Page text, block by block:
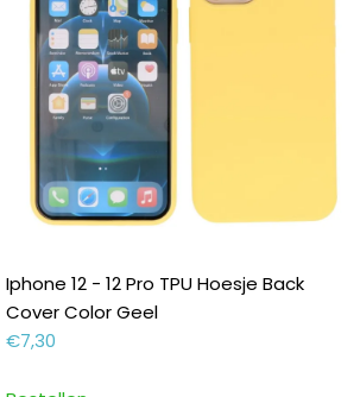
Iphone 12 - 12 Pro TPU Hoesje Back
Cover Color Geel
€7,30